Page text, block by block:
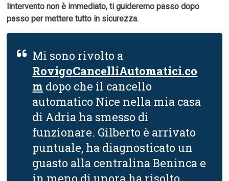
lintervento non è immediato, ti guideremo passo dopo
passo per mettere tutto in sicurezza.
Mi sono rivolto a
RovigoCancelliAutomatici.co
m dopo che il cancello
automatico Nice nella mia casa
di Adria ha smesso di
funzionare. Gilberto è arrivato
puntuale, ha diagnosticato un
guasto alla centralina Beninca e